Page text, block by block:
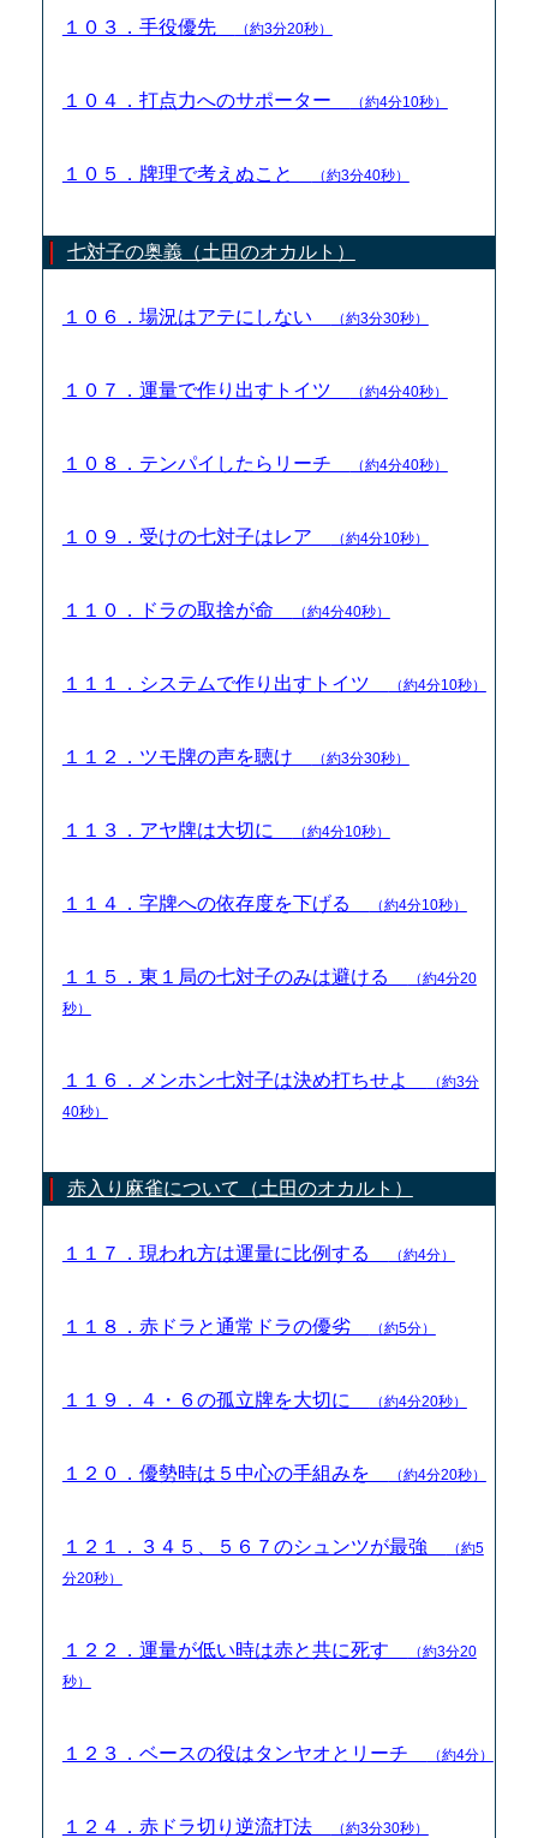
１０３．手役優先 （約3分20秒）
１０４．打点力へのサポーター （約4分10秒）
１０５．牌理で考えぬこと （約3分40秒）
七対子の奥義（土田のオカルト）
１０６．場況はアテにしない （約3分30秒）
１０７．運量で作り出すトイツ （約4分40秒）
１０８．テンパイしたらリーチ （約4分40秒）
１０９．受けの七対子はレア （約4分10秒）
１１０．ドラの取捨が命 （約4分40秒）
１１１．システムで作り出すトイツ （約4分10秒）
１１２．ツモ牌の声を聴け （約3分30秒）
１１３．アヤ牌は大切に （約4分10秒）
１１４．字牌への依存度を下げる （約4分10秒）
１１５．東１局の七対子のみは避ける
（約4分20
秒）
１１６．メンホン七対子は決め打ちせよ
（約3分
40秒）
赤入り麻雀について（土田のオカルト）
１１７．現われ方は運量に比例する （約4分）
１１８．赤ドラと通常ドラの優劣 （約5分）
１１９．４・６の孤立牌を大切に （約4分20秒）
１２０．優勢時は５中心の手組みを （約4分20秒）
１２１．３４５、５６７のシュンツが最強
（約5
分20秒）
１２２．運量が低い時は赤と共に死す
（約3分20
秒）
１２３．ベースの役はタンヤオとリーチ （約4分）
１２４．赤ドラ切り逆流打法 （約3分30秒）